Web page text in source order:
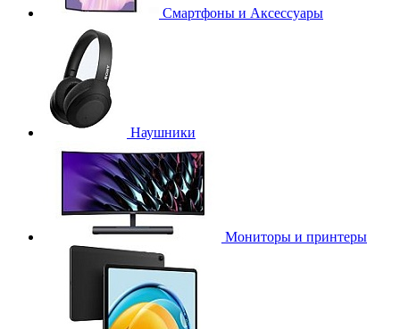
Смартфоны и Аксессуары
Наушники
Мониторы и принтеры